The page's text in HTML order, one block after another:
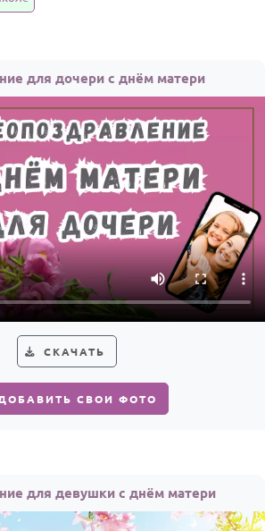
для дочери с днём матери
СКАЧАТЬ
СВОИ ФОТО
для девушки с днём матери